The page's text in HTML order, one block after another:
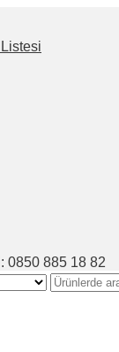
0850 885 18 82